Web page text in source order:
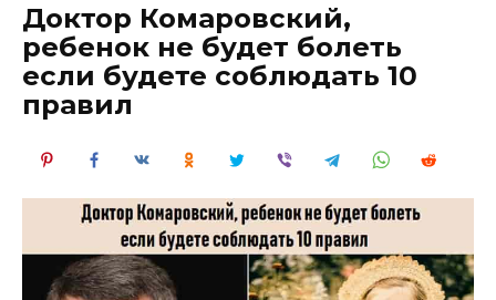
Доктор Комаровский,
ребенок не будет болеть
если будете соблюдать 10
правил